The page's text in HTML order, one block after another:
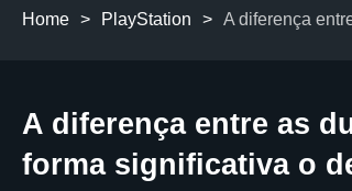
Home > PlayStation > A diferença
A diferença entre as
forma significativa o